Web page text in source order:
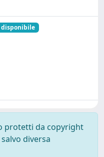
disponibile
protetti da copyright
diversa